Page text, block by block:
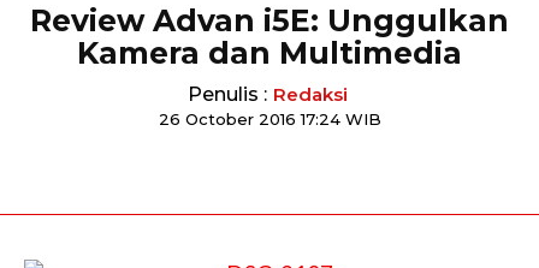
Review Advan i5E: Unggulkan
Kamera dan Multimedia
Penulis : Redaksi
26 October 2016 17:24 WIB